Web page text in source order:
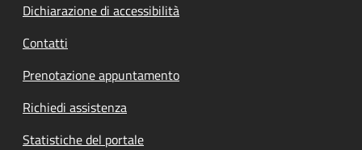
Dichiarazione di accessibilità
Contatti
Prenotazione appuntamento
Richiedi assistenza
Statistiche del portale